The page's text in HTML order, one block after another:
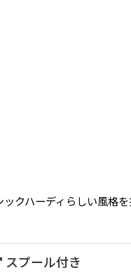
ックハーディらしい風格
スプール付き